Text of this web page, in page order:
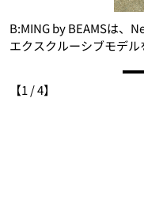
B:MING by BEAMSは、
エクスクルーシブモデル
【1 /4】